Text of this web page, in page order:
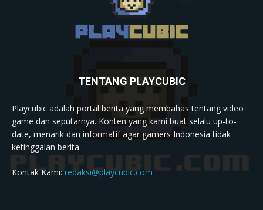
TENTANG PLAYCUBIC
Playcubic adalah portal berita yang membahas tentang video
game dan seputarnya. Konten yang kami buat selalu up-to-
date, menarik dan informatif agar gamers Indonesia tidak
ketinggalan berita.
Kontak Kami:redaksi@playcubic.com